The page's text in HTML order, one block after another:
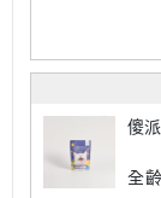
傻
全